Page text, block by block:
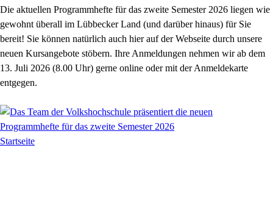
Die aktuellen Programmhefte für das zweite Semester 2026 liegen wie
gewohnt überall im Lübbecker Land (und darüber hinaus) für Sie
bereit! Sie können natürlich auch hier auf der Webseite durch unsere
neuen Kursangebote stöbern. Ihre Anmeldungen nehmen wir ab dem
13. Juli 2026 (8.00 Uhr) gerne online oder mit der Anmeldekarte
entgegen.
Startseite